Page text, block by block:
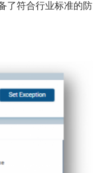
了符合行业标准的防